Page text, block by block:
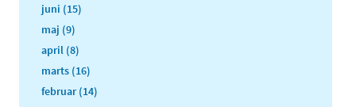
juni (15)
maj (9)
april (8)
marts (16)
februar (14)